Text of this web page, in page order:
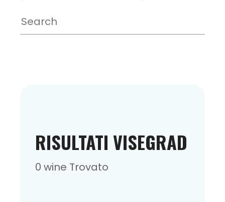
RISULTATI VISEGRAD
0 wine Trovato